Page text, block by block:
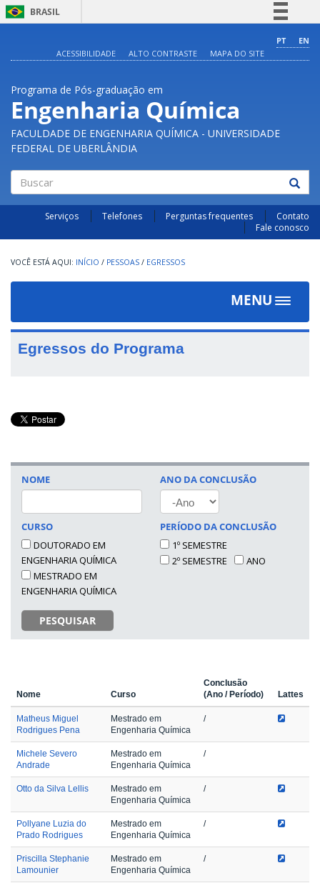
BRASIL
Comunica BR
Acesso à informação
Legislação
PT
EN
ACESSIBILIDADE
ALTO CONTRASTE MAPA DO SITE
Programa de Pós-graduação em
Engenharia Química
FACULDADE DE ENGENHARIA QUÍMICA - UNIVERSIDADE
FEDERAL DE UBERLÂNDIA
Buscar
Serviços Telefones Perguntas frequentes
Contato
Fale conosco
INÍCIO / PESSOAS / EGRESSOS
MENU
Toggle
Egressos do Programa
NOME
CURSO
DOUTORADO EM
ENGENHARIA QUÍMICA
MESTRADO EM
ENGENHARIA QUÍMICA
PESQUISAR
ANO DA CONCLUSÃO
ANO
PERÍODO DA CONCLUSÃO
1º SEMESTRE
2º SEMESTRE
ANO
Nome Curso
Conclusão
(Ano / Período)
Lattes
Matheus Miguel
Rodrigues Pena
Mestrado em
Engenharia Química
/
Michele Severo
Andrade
Mestrado em
Engenharia Química
/
Otto da Silva Lellis
Mestrado em
Engenharia Química
/
Pollyane Luzia do
Prado Rodrigues
Mestrado em
Engenharia Química
/
Priscilla Stephanie
Lamounier
Mestrado em
Engenharia Química
/